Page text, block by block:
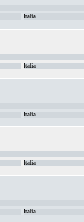
Italia
Italia
Italia
Italia
Italia